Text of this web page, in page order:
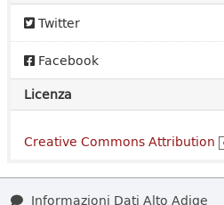
Twitter
Facebook
Licenza
Creative Commons Attribution
Informazioni Dati Alto Adige